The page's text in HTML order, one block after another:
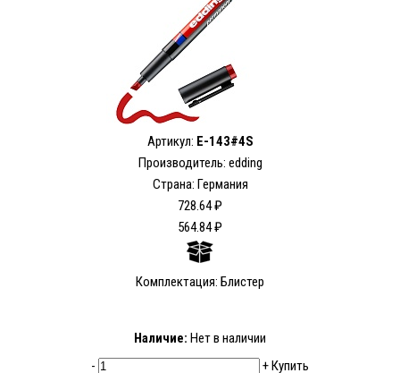
Артикул: E-143#4S
Производитель: edding
Страна: Германия
728.64 ₽
564.84 ₽
Комплектация: Блистер
Наличие: Нет в наличии
-
+Купить